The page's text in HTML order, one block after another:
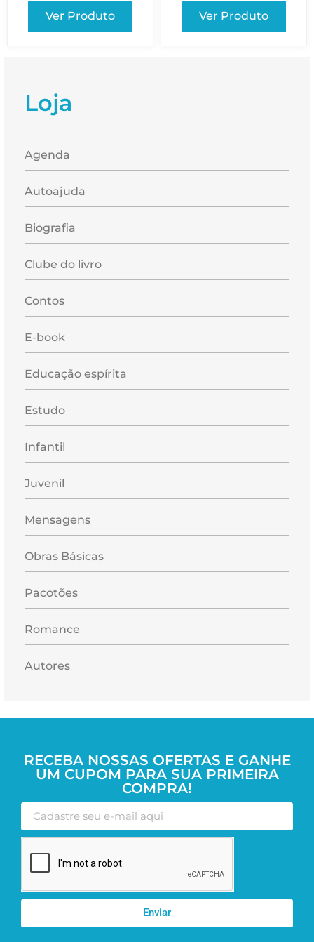
Loja
Agenda
Autoajuda
Biografia
Clube do livro
Contos
E-book
Educação espírita
Estudo
Infantil
Juvenil
Mensagens
Obras Básicas
Pacotões
Romance
Autores
Ver Produto Ver Produto
RECEBA NOSSAS OFERTAS E GANHE
UM CUPOM PARA SUA PRIMEIRA
COMPRA!
Enviar